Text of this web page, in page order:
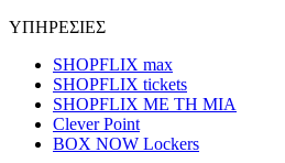
ΥΠΗΡΕΣΙΕΣ
SHOPFLIX max
SHOPFLIX tickets
SHOPFLIX ΜΕ ΤΗ ΜΙΑ
Clever Point
BOX NOW Lockers